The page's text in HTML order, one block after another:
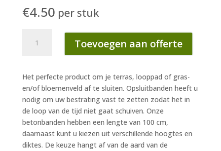
€4.50 per stuk
5x15x100
aantal
Toevoegen aan offerte
Het perfecte product om je terras, looppad of gras-
en/of bloemenveld af te sluiten. Opsluitbanden heeft u
nodig om uw bestrating vast te zetten zodat het in
de loop van de tijd niet gaat schuiven. Onze
betonbanden hebben een lengte van 100 cm,
daarnaast kunt u kiezen uit verschillende hoogtes en
diktes. De keuze hangt af van de aard van de